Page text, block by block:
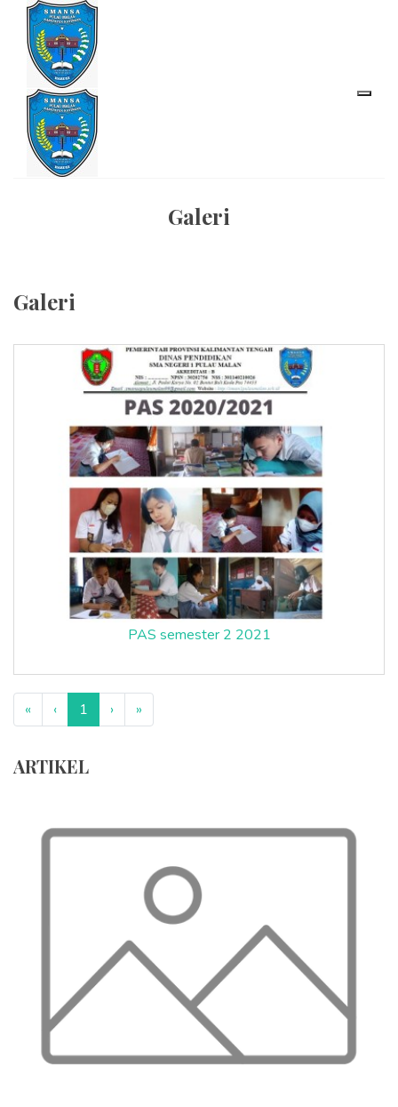
Galeri
Galeri
PAS semester 2 2021
« ‹ 1 › »
ARTIKEL